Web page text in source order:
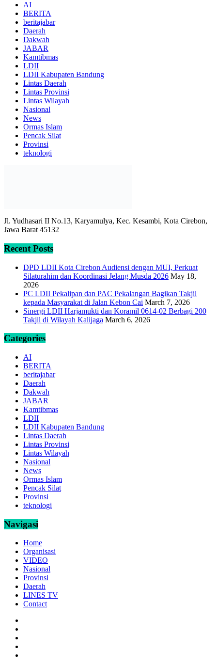
AI
BERITA
beritajabar
Daerah
Dakwah
JABAR
Kamtibmas
LDII
LDII Kabupaten Bandung
Lintas Daerah
Lintas Provinsi
Lintas Wilayah
Nasional
News
Ormas Islam
Pencak Silat
Provinsi
teknologi
Jl. Yudhasari II No.13, Karyamulya, Kec. Kesambi, Kota Cirebon,
Jawa Barat 45132
Recent Posts
DPD LDII Kota Cirebon Audiensi dengan MUI, Perkuat
Silaturahim dan Koordinasi Jelang Musda 2026 May 18,
2026
PC LDII Pekalipan dan PAC Pekalangan Bagikan Takjil
kepada Masyarakat di Jalan Kebon Cai March 7, 2026
Sinergi LDII Harjamukti dan Koramil 0614-02 Berbagi 200
Takjil di Wilayah Kalijaga March 6, 2026
Categories
AI
BERITA
beritajabar
Daerah
Dakwah
JABAR
Kamtibmas
LDII
LDII Kabupaten Bandung
Lintas Daerah
Lintas Provinsi
Lintas Wilayah
Nasional
News
Ormas Islam
Pencak Silat
Provinsi
teknologi
Navigasi
Home
Organisasi
VIDEO
Nasional
Provinsi
Daerah
LINES TV
Contact